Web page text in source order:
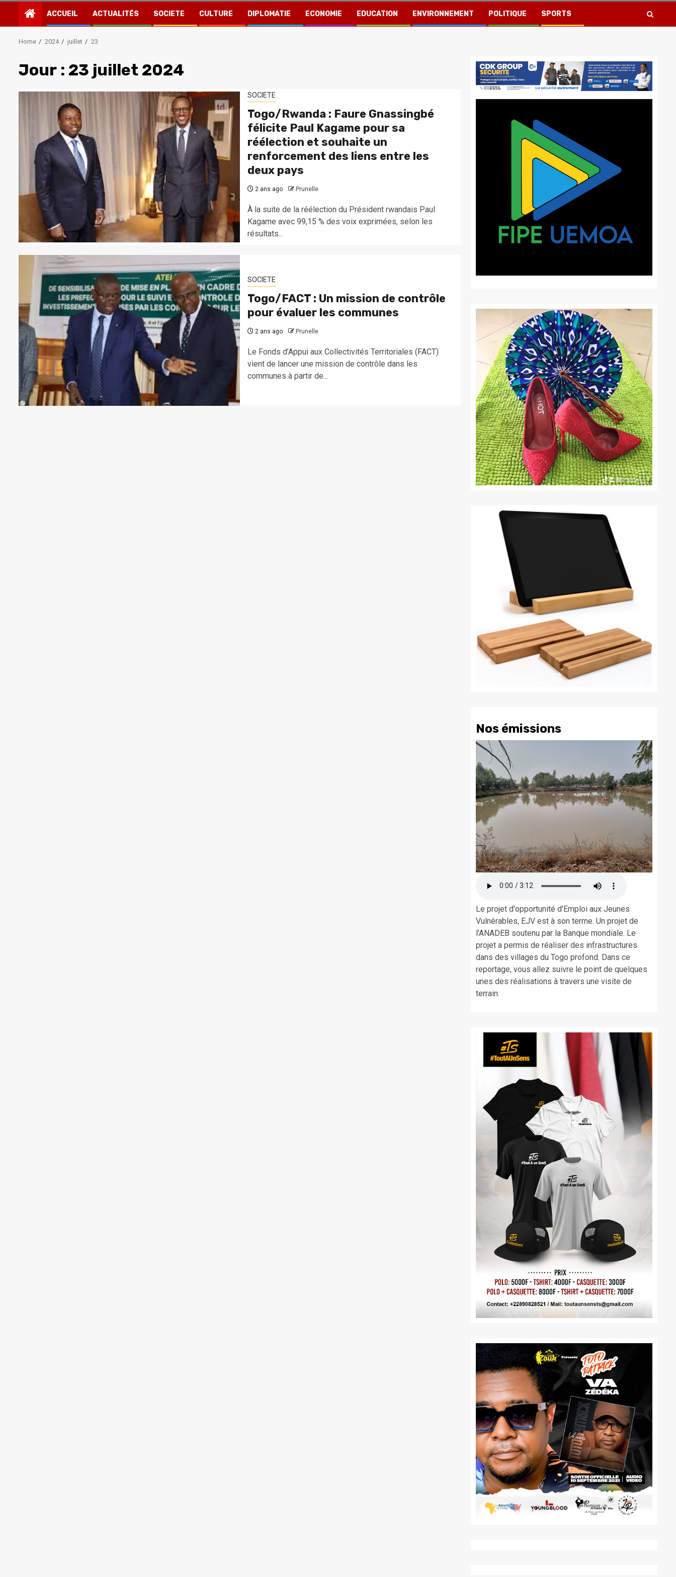
ACCUEIL ACTUALITÉS SOCIETE CULTURE DIPLOMATIE ECONOMIE EDUCATION ENVIRONNEMENT POLITIQUE SPORTS
Home 2024 juillet 23
Jour : 23 juillet 2024
SOCIETE
Togo/Rwanda : Faure Gnassingbé
félicite Paul Kagame pour sa
réélection et souhaite un
renforcement des liens entre les
deux pays
2 ans ago Prunelle
À la suite de la réélection du Président rwandais Paul
Kagame avec 99,15 % des voix exprimées, selon les
résultats...
SOCIETE
Togo/FACT : Un mission de contrôle
pour évaluer les communes
2 ans ago Prunelle
Le Fonds d’Appui aux Collectivités Territoriales (FACT)
vient de lancer une mission de contrôle dans les
communes à partir de...
Nos émissions
Le projet d'opportunité d'Emploi aux Jeunes
Vulnérables, EJV est à son terme. Un projet de
l'ANADEB soutenu par la Banque mondiale. Le
projet a permis de réaliser des infrastructures
dans des villages du Togo profond. Dans ce
reportage, vous allez suivre le point de quelques
unes des réalisations à travers une visite de
terrain.